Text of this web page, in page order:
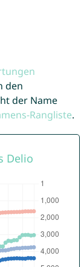
den
der Name
Rangliste.